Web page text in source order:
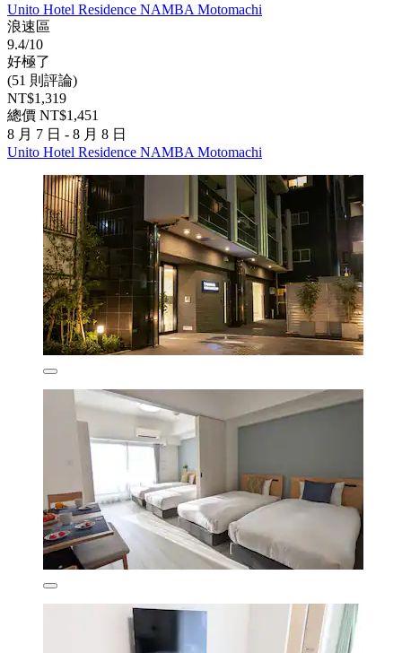
Unito Hotel Residence NAMBA Motomachi
浪速區
9.4/10
好極了
(51 則評論)
NT$1,319
總價 NT$1,451
8 月 7 日 - 8 月 8 日
Unito Hotel Residence NAMBA Motomachi